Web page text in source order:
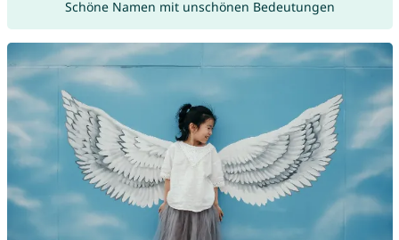
Schöne Namen mit unschönen Bedeutungen